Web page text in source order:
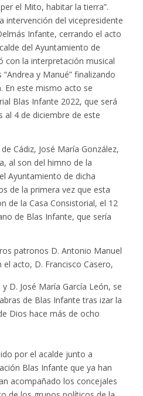
el Mito, habitar la tierra”.
intervención del vicepresidente
Infante, cerrando el acto
del Ayuntamiento de
con la interpretación musical
y Manué” finalizando
En este mismo acto se
Blas Infante 2022, que será
al 4 de diciembre de este
Cádiz, José María González,
al son del himno de la
Ayuntamiento de dicha
de la primera vez que esta
de la Casa Consistorial, el 12
de Blas Infante, que sería
patronos D. Antonio Manuel
acto, D. Francisco Casero,
D. José María García León, se
de Blas Infante tras izar la
Dios hace más de ocho
por el acalde junto a
Blas Infante que ya han
acompañado los concejales